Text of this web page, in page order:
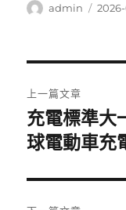
作
admin
發
章
導
覽
上一篇文章
上
一
文
章:
充電標準大
球電動車充